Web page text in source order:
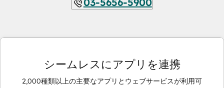
シームレスにアプリを連携
2,000種類以上の主要なアプリとウェブサービスが利用可